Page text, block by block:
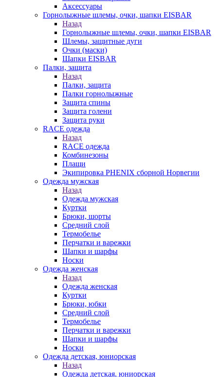
Аксессуары
Горнолыжные шлемы, очки, шапки EISBAR
Назад
Горнолыжные шлемы, очки, шапки EISBAR
Шлемы, защитные дуги
Очки (маски)
Шапки EISBAR
Палки, защита
Назад
Палки, защита
Палки горнолыжные
Защита спины
Защита голени
Защита руки
RACE одежда
Назад
RACE одежда
Комбинезоны
Плащи
Экипировка PHENIX сборной Норвегии
Одежда мужская
Назад
Одежда мужская
Куртки
Брюки, шорты
Средний слой
Термобелье
Перчатки и варежки
Шапки и шарфы
Носки
Одежда женская
Назад
Одежда женская
Куртки
Брюки, юбки
Средний слой
Термобелье
Перчатки и варежки
Шапки и шарфы
Носки
Одежда детская, юниорская
Назад
Одежда детская, юниорская